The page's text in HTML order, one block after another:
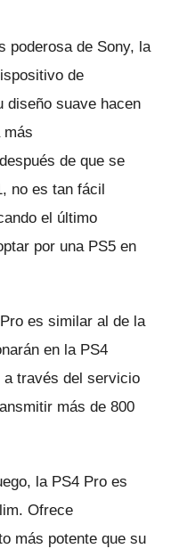
poderosa de Sony, la
de
diseño suave hacen
más
de que se
no es tan fácil
el último
por una PS5 en
es similar al de la
en la PS4
a través del servicio
más de 800
la PS4 Pro es
Ofrece
más potente que su